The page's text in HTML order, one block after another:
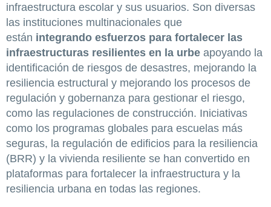
infraestructura escolar y sus usuarios. Son diversas
las instituciones multinacionales que
están integrando esfuerzos para fortalecer las
infraestructuras resilientes en la urbe apoyando la
identificación de riesgos de desastres, mejorando la
resiliencia estructural y mejorando los procesos de
regulación y gobernanza para gestionar el riesgo,
como las regulaciones de construcción. Iniciativas
como los programas globales para escuelas más
seguras, la regulación de edificios para la resiliencia
(BRR) y la vivienda resiliente se han convertido en
plataformas para fortalecer la infraestructura y la
resiliencia urbana en todas las regiones.